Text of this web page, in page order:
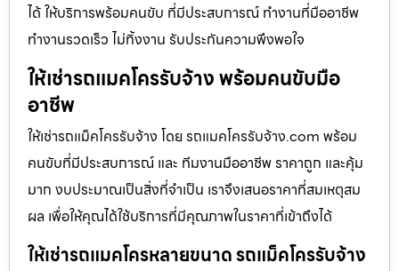
ได้ ให้บริการพร้อมคนขับ ที่มีประสบการณ์ ทำงานที่มืออาชีพ
ทำงานรวดเร็ว ไม่ทิ้งงาน รับประกันความพึงพอใจ
ให้เช่ารถแมคโครรับจ้าง พร้อมคนขับมือ
อาชีพ
ให้เช่ารถแม็คโครรับจ้าง โดย รถแมคโครรับจ้าง.com พร้อม
คนขับที่มีประสบการณ์ และ ทีมงานมืออาชีพ ราคาถูก และคุ้ม
มาก งบประมาณเป็นสิ่งที่จำเป็น เราจึงเสนอราคาที่สมเหตุสม
ผล เพื่อให้คุณได้ใช้บริการที่มีคุณภาพในราคาที่เข้าถึงได้
ให้เช่ารถแมคโครหลายขนาด รถแม็คโครรับจ้าง